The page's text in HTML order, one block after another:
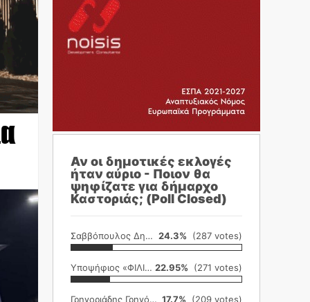
Αν οι δημοτικές εκλογές
ήταν αύριο - Ποιον θα
ψηφίζατε για δήμαρχο
Καστοριάς; (Poll Closed)
Σαββόπουλος Δημήτρης 24.3% (287 votes)
Υποψήφιος «ΦΙΛΙΚΗ ΕΤΑΙΡΕΙΑ» 22.95% (271 votes)
Γρηγοριάδης Γρηγόρης 17.7% (209 votes)